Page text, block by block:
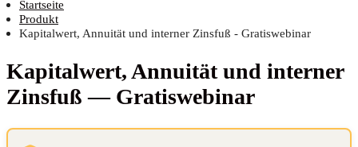
Startseite
Produkt
Kapitalwert, Annuität und interner Zinsfuß - Gratiswebinar
Kapi­tal­wert, Annui­tät und inter­ner
Zins­fuß — Gratiswebinar